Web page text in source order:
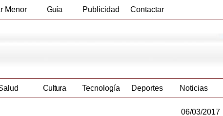
Menor Guía Publicidad Contactar
Cultura Tecnología Deportes Noticias
06/03/2017